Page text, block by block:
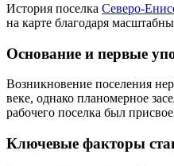
История поселка Северо-
на карте благодаря
Основание и первые
Возникновение поселения
веке, однако планомерное
рабочего поселка был
Ключевые факторы